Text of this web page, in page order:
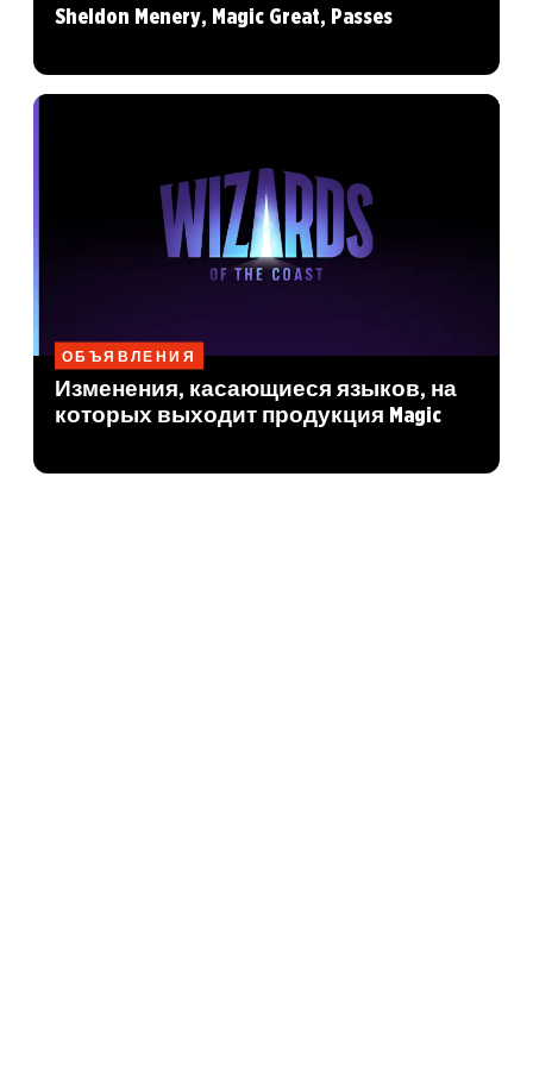
Sheldon Menery, Magic Great, Passes
ОБЪЯВЛЕНИЯ
Изменения, касающиеся языков, на
которых выходит продукция Magic